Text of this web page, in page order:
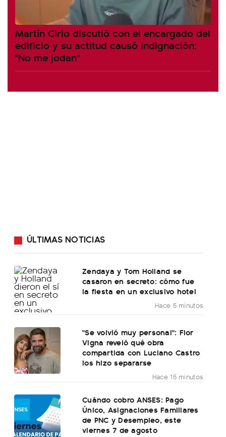
Martín Cirio discutió con el encargado del
edificio y su actitud causó indignación:
"No me jodan"
ÚLTIMAS NOTICIAS
Zendaya y Tom Holland se
casaron en secreto: cómo fue
la fiesta en un exclusivo hotel
Hace 5 minutos
"Se volvió muy personal": Flor
Vigna reveló qué obra
compartida con Luciano Castro
los hizo separarse
Hace 15 minutos
Cuándo cobro ANSES: Pago
Único, Asignaciones Familiares
de PNC y Desempleo, este
viernes 7 de agosto